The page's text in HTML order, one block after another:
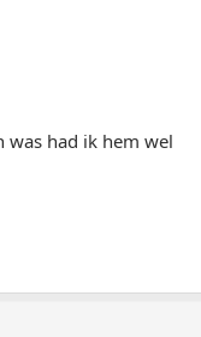
was had ik hem wel